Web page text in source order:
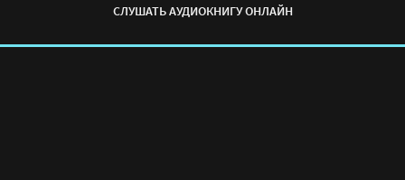
СЛУШАТЬ АУДИОКНИГУ ОНЛАЙН